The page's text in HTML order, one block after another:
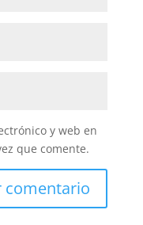
y web en
que comente.